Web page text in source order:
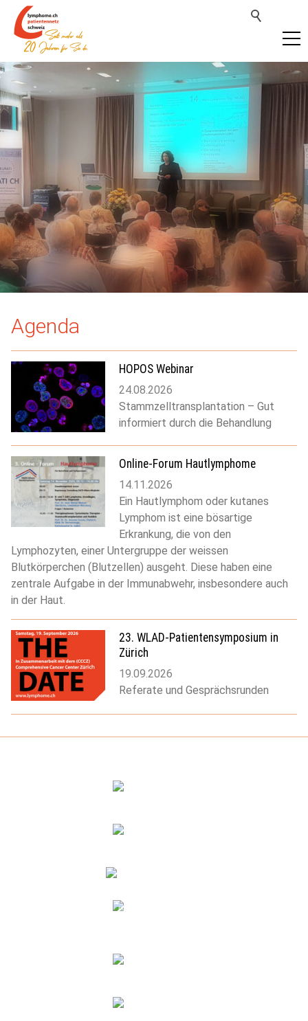
Agenda
HOPOS Webinar
24.08.2026
Stammzelltransplantation – Gut
informiert durch die Behandlung
Online-Forum Hautlymphome
14.11.2026
Ein Hautlymphom oder kutanes
Lymphom ist eine bösartige
Erkrankung, die von den
Lymphozyten, einer Untergruppe der weissen
Blutkörperchen (Blutzellen) ausgeht. Diese haben eine
zentrale Aufgabe in der Immunabwehr, insbesondere auch
in der Haut.
23. WLAD-Patientensymposium in
Zürich
19.09.2026
Referate und Gesprächsrunden